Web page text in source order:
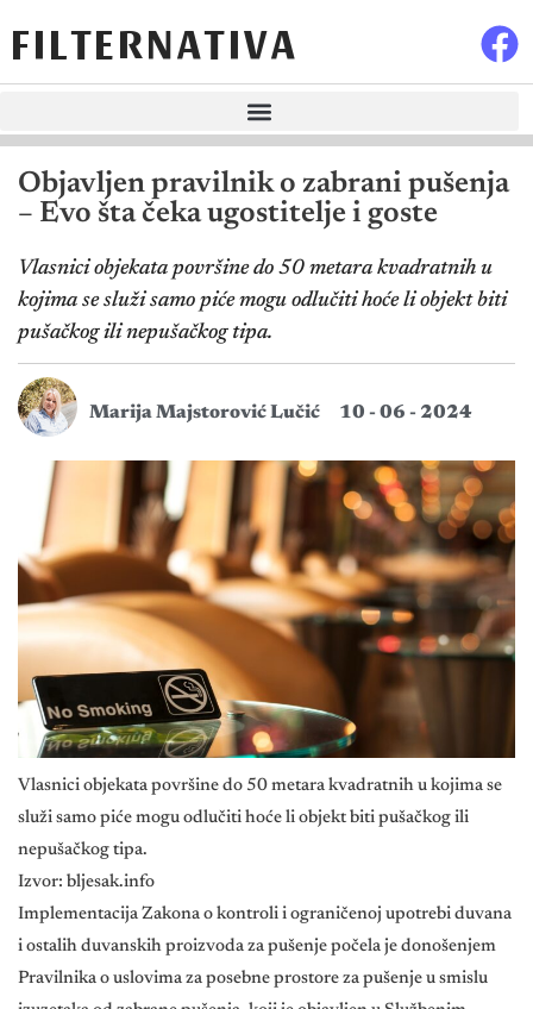
FILTERNATIVA
Objavljen pravilnik o zabrani pušenja
– Evo šta čeka ugostitelje i goste
Vlasnici objekata površine do 50 metara kvadratnih u
kojima se služi samo piće mogu odlučiti hoće li objekt biti
pušačkog ili nepušačkog tipa.
Marija Majstorović Lučić 10 - 06 - 2024
Vlasnici objekata površine do 50 metara kvadratnih u kojima se
služi samo piće mogu odlučiti hoće li objekt biti pušačkog ili
nepušačkog tipa.
Izvor: bljesak.info
Implementacija Zakona o kontroli i ograničenoj upotrebi duvana
i ostalih duvanskih proizvoda za pušenje počela je donošenjem
Pravilnika o uslovima za posebne prostore za pušenje u smislu